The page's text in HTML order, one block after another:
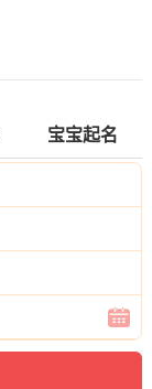
宝宝起名